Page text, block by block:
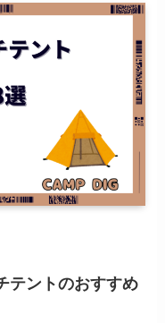
テントのおすすめ